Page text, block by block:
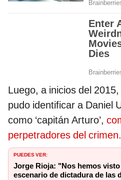
Luego, a inicios del
pudo identificar a Daniel
como ‘capitán Arturo’,
perpetradores del crimen.
PUEDES VER:
Jorge Rioja: "Nos hemos
escenario de dictadura de las